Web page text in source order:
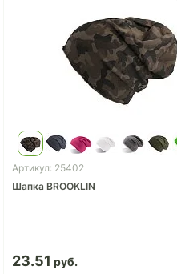
Артикул: 25402
Шапка BROOKLIN
23.51